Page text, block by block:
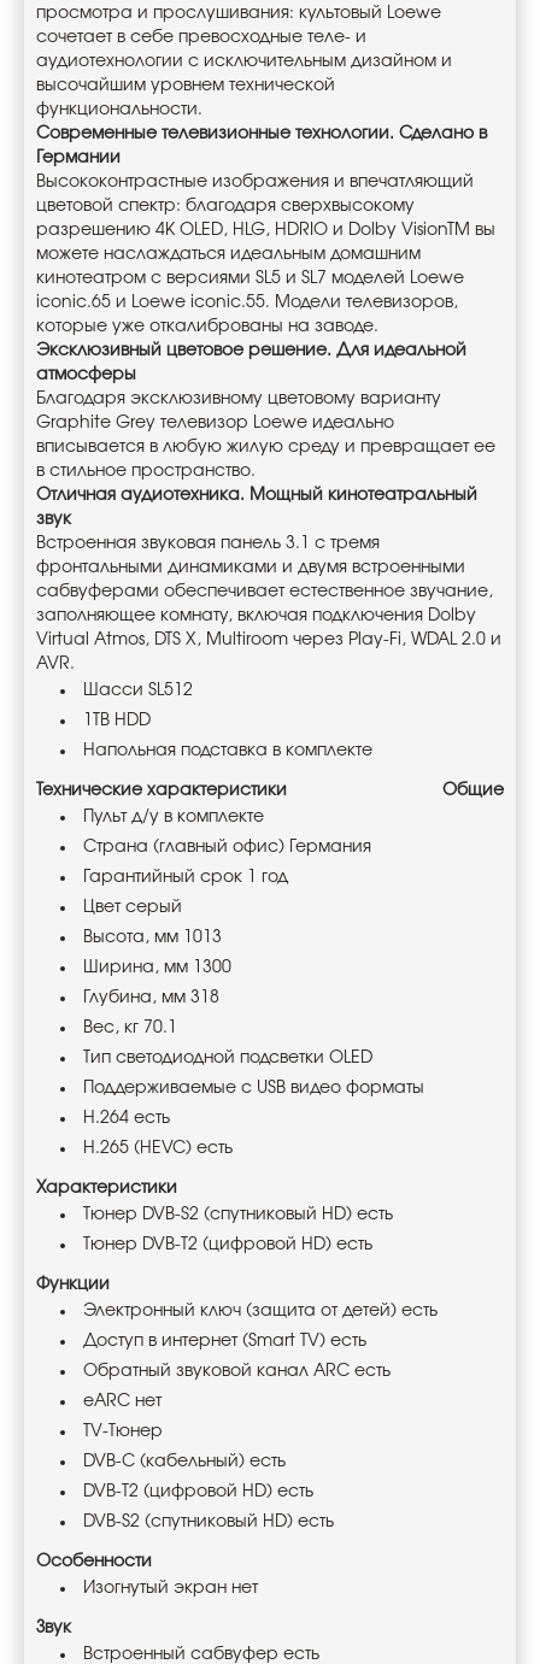
просмотра и прослушивания: культовый Loewe
сочетает в себе превосходные теле- и
аудиотехнологии с исключительным дизайном и
высочайшим уровнем технической
функциональности.
Современные телевизионные технологии. Сделано в
Германии
Высококонтрастные изображения и впечатляющий
цветовой спектр: благодаря сверхвысокому
разрешению 4K OLED, HLG, HDRIO и Dolby VisionTM вы
можете наслаждаться идеальным домашним
кинотеатром с версиями SL5 и SL7 моделей Loewe
iconic.65 и Loewe iconic.55. Модели телевизоров,
которые уже откалиброваны на заводе.
Эксклюзивный цветовое решение. Для идеальной
атмосферы
Благодаря эксклюзивному цветовому варианту
Graphite Grey телевизор Loewe идеально
вписывается в любую жилую среду и превращает ее
в стильное пространство.
Отличная аудиотехника. Мощный кинотеатральный
звук
Встроенная звуковая панель 3.1 с тремя
фронтальными динамиками и двумя встроенными
сабвуферами обеспечивает естественное звучание,
заполняющее комнату, включая подключения Dolby
Virtual Atmos, DTS X, Multiroom через Play-Fi, WDAL 2.0 и
AVR.
Шасси SL512
1TB HDD
Напольная подставка в комплекте
Технические характеристики
Общие
Пульт д/у в комплекте
Страна (главный офис) Германия
Гарантийный срок 1 год
Цвет серый
Высота, мм 1013
Ширина, мм 1300
Глубина, мм 318
Вес, кг 70.1
Тип светодиодной подсветки OLED
Поддерживаемые с USB видео форматы
H.264 есть
H.265 (HEVC) есть
Характеристики
Тюнер DVB-S2 (спутниковый HD) есть
Тюнер DVB-T2 (цифровой HD) есть
Функции
Электронный ключ (защита от детей) есть
Доступ в интернет (Smart TV) есть
Обратный звуковой канал ARC есть
eARC нет
TV-Тюнер
DVB-C (кабельный) есть
DVB-T2 (цифровой HD) есть
DVB-S2 (спутниковый HD) есть
Особенности
Изогнутый экран нет
Звук
Встроенный сабвуфер есть